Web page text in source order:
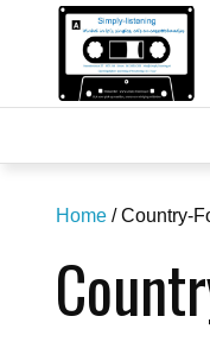
Home / Country-